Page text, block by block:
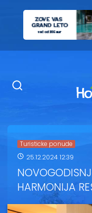
Turisticke ponude
25.12.2024 12:39
HARMONIJA